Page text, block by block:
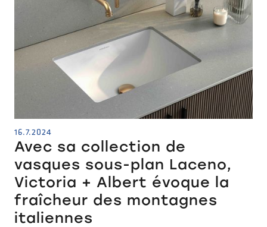
16.7.2024
Avec sa collection de
vasques sous-plan Laceno,
Victoria + Albert évoque la
fraîcheur des montagnes
italiennes